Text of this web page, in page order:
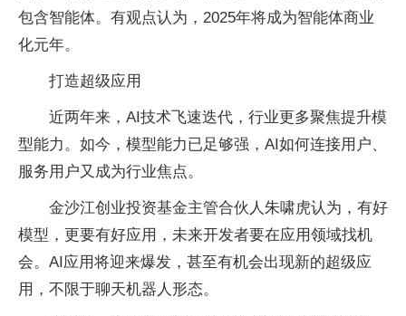
包含智能体。有观点认为，2025年将成为智能体商业
化元年。
打造超级应用
近两年来，AI技术飞速迭代，行业更多聚焦提升模
型能力。如今，模型能力已足够强，AI如何连接用户、
服务用户又成为行业焦点。
金沙江创业投资基金主管合伙人朱啸虎认为，有好
模型，更要有好应用，未来开发者要在应用领域找机
会。AI应用将迎来爆发，甚至有机会出现新的超级应
用，不限于聊天机器人形态。